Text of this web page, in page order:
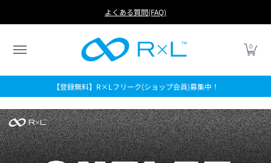
FOOTBALL LIFE
よくある質問(FAQ)
0
【登録無料】R×Lフリーク(ショップ会員)募集中！